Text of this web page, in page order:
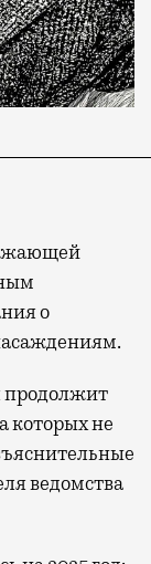
о
продолжит
которых не
ведомства